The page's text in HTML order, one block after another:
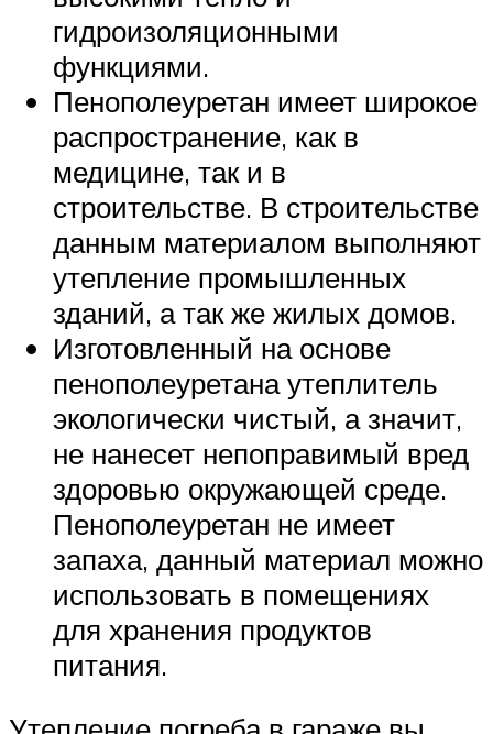
гидроизоляционными
функциями.
Пенополеуретан имеет широкое
распространение, как в
медицине, так и в
строительстве. В строительстве
данным материалом выполняют
утепление промышленных
зданий, а так же жилых домов.
Изготовленный на основе
пенополеуретана утеплитель
экологически чистый, а значит,
не нанесет непоправимый вред
здоровью окружающей среде.
Пенополеуретан не имеет
запаха, данный материал можно
использовать в помещениях
для хранения продуктов
питания.